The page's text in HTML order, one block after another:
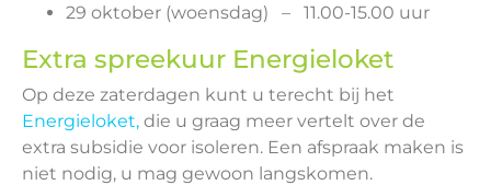
29 oktober (woensdag) – 11.00-15.00 uur
Extra spreekuur Energieloket
Op deze zaterdagen kunt u terecht bij het
Energieloket, die u graag meer vertelt over de
extra subsidie voor isoleren. Een afspraak maken is
niet nodig, u mag gewoon langskomen.